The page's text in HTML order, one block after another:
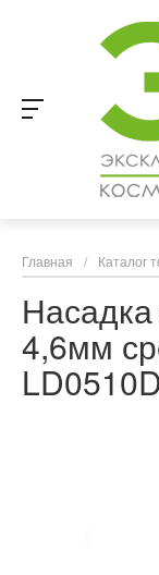
Главная / Каталог
4,6мм
LD0510D